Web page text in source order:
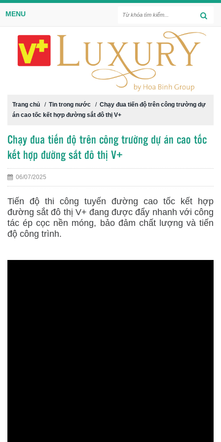
MENU
Trang chủ / Tin trong nước / Chạy đua tiến độ trên công trường dự
án cao tốc kết hợp đường sắt đô thị V+
Chạy đua tiến độ trên công trường dự án cao tốc
kết hợp đường sắt đô thị V+
06/07/2025
Tiến độ thi công tuyến đường cao tốc kết hợp
đường sắt đô thị V+ đang được đẩy nhanh với công
tác ép cọc nền móng, bảo đảm chất lượng và tiến
độ công trình.